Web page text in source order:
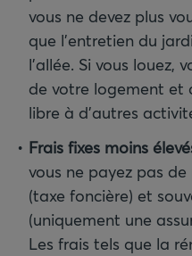
vous ne devez plus
que l’entretien du
l’allée. Si vous louez,
de votre logement et
libre à d’autres
Frais fixes moins
vous ne payez pas
(taxe foncière) et
(uniquement une
Les frais tels que la